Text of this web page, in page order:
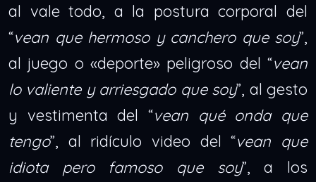
al vale todo, a la postura corporal del
“vean que hermoso y canchero que soy”,
al juego o «deporte» peligroso del “vean
lo valiente y arriesgado que soy”, al gesto
y vestimenta del “vean qué onda que
tengo”, al ridículo video del “vean que
idiota pero famoso que soy”, a los